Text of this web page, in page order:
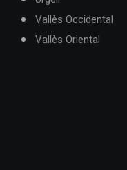
Vallès Occidental
Vallès Oriental